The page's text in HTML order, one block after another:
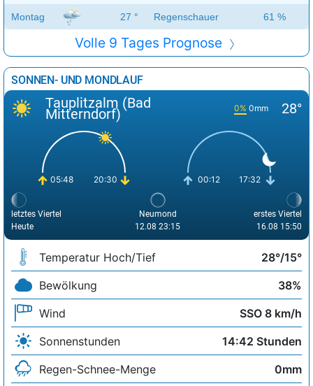
Montag 27 ° Regenschauer 61 %
Volle 9 Tages Prognose
SONNEN- UND MONDLAUF
Tauplitzalm (Bad
Mitterndorf) 0% 0mm 28°
05:48 20:30 00:12 17:32
letztes Viertel
Heute
Neumond
12.08 23:15
erstes Viertel
16.08 15:50
Temperatur Hoch/Tief
28°/15°
Bewölkung
38%
Wind
SSO 8 km/h
Sonnenstunden
14:42 Stunden
Regen-Schnee-Menge
0mm